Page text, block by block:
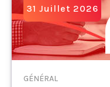
31 Juillet 2026
GÉNÉRAL